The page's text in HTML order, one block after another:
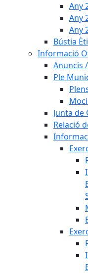
Any
Any
Any
Bústia
Informació
Anuncis
Ple
Junta de
Relació